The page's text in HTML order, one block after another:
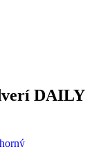
DAILY